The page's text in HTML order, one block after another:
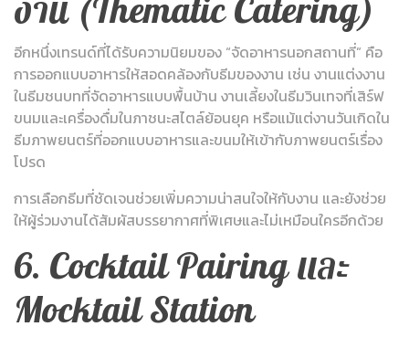
งาน (Thematic Catering)
อีกหนึ่งเทรนด์ที่ได้รับความนิยมของ “จัดอาหารนอกสถานที่” คือ
การออกแบบอาหารให้สอดคล้องกับธีมของงาน เช่น งานแต่งงาน
ในธีมชนบทที่จัดอาหารแบบพื้นบ้าน งานเลี้ยงในธีมวินเทจที่เสิร์ฟ
ขนมและเครื่องดื่มในภาชนะสไตล์ย้อนยุค หรือแม้แต่งานวันเกิดใน
ธีมภาพยนตร์ที่ออกแบบอาหารและขนมให้เข้ากับภาพยนตร์เรื่อง
โปรด
การเลือกธีมที่ชัดเจนช่วยเพิ่มความน่าสนใจให้กับงาน และยังช่วย
ให้ผู้ร่วมงานได้สัมผัสบรรยากาศที่พิเศษและไม่เหมือนใครอีกด้วย
6. Cocktail Pairing และ
Mocktail Station